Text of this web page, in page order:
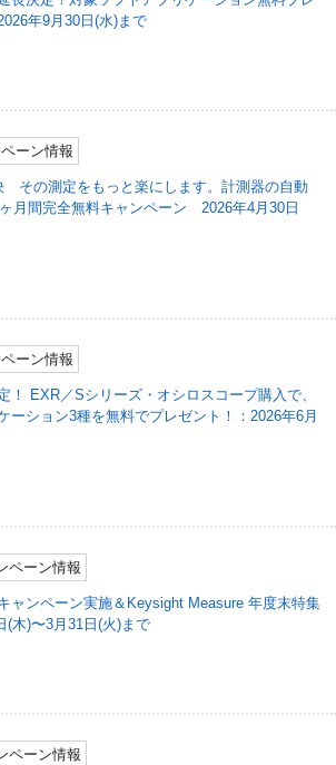
年9月30日(水)まで
ーン情報
その測定をもっと楽にします。計測器の自動
月間完全無料キャンペーン 2026年4月30日
ーン情報
！ EXR／Sシリーズ・オシロスコープ購入で、
ーション3種を無料でプレゼント！：2026年6月
ペーン情報
ャンペーン実施＆Keysight Measure 年度末特集
(木)〜3月31日(火)まで
ペーン情報